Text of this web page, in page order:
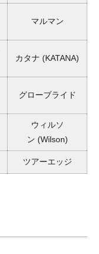
マルマン
カタナ (KATANA)
グローブライド
ウィルソ
ン (Wilson)
ツアーエッジ